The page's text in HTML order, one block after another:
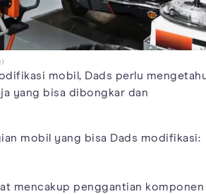
mobil, Dads perlu
yang bisa dibongkar dan
mobil yang bisa Dads modifikasi:
mencakup penggantian komponen